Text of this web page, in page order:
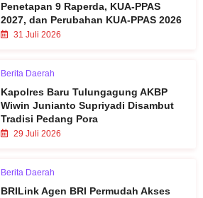
Penetapan 9 Raperda, KUA-PPAS
2027, dan Perubahan KUA-PPAS 2026
31 Juli 2026
Berita Daerah
Kapolres Baru Tulungagung AKBP
Wiwin Junianto Supriyadi Disambut
Tradisi Pedang Pora
29 Juli 2026
Berita Daerah
BRILink Agen BRI Permudah Akses